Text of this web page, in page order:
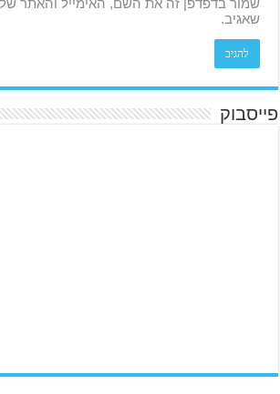
שאגיב.
פייסבוק